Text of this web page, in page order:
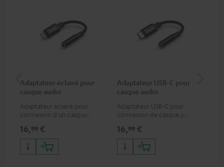
Adaptateur éclairé pour
casque audio
Adaptateur éclairé pour
connexion d’un casque audio
audio disposant d’une
connexion jack 3,5-mm,
iPhone, iPad, iPod etc.,
certifié MFI 100% compatible
16,99 €
Adaptateur USB-C pour
casque audio
Adaptateur USB-C pour
connexion de casque audio
un smartphone Android etc.
16,99 €